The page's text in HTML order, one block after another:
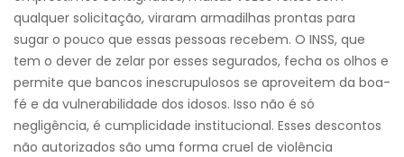
qualquer solicitação, viraram armadilhas prontas para
sugar o pouco que essas pessoas recebem. O INSS, que
tem o dever de zelar por esses segurados, fecha os olhos e
permite que bancos inescrupulosos se aproveitem da boa-
fé e da vulnerabilidade dos idosos. Isso não é só
negligência, é cumplicidade institucional. Esses descontos
não autorizados são uma forma cruel de violência